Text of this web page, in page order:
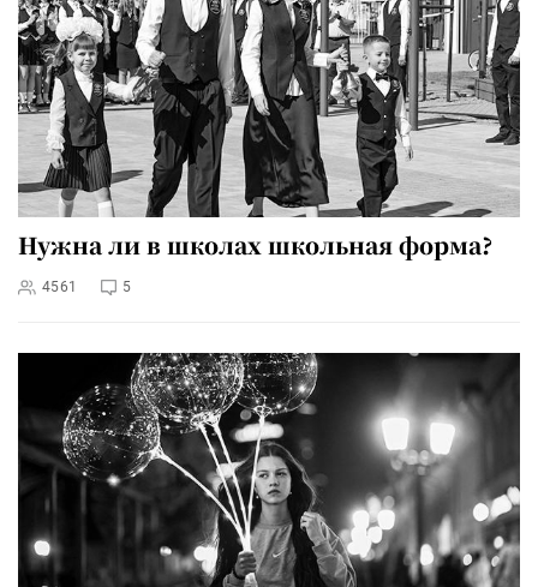
Нужна ли в школах школьная форма?
4561 5